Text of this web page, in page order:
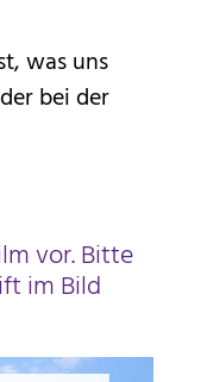
was uns
bei der
vor. Bitte
im Bild